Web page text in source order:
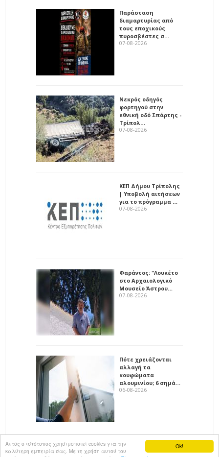
Ok!
Αυτός ο ιστότοπος χρησιμοποιεί cookies για την
καλύτερη εμπειρία σας. Με τη χρήση αυτού του
Παράσταση
διαμαρτυρίας από
τους εποχικούς
πυροσβέστες σ…
07-08-2026
Νεκρός οδηγός
φορτηγού στην
εθνική οδό Σπάρτης -
Τρίπολ…
07-08-2026
ΚΕΠ Δήμου Τρίπολης
| Υποβολή αιτήσεων
για το πρόγραμμα …
07-08-2026
Φαράντος: "Λουκέτο
στο Αρχαιολογικό
Μουσείο Άστρου…
07-08-2026
Πότε χρειάζονται
αλλαγή τα
κουφώματα
αλουμινίου; 6 σημά…
06-08-2026
All rights reservedKalimeraArkadia